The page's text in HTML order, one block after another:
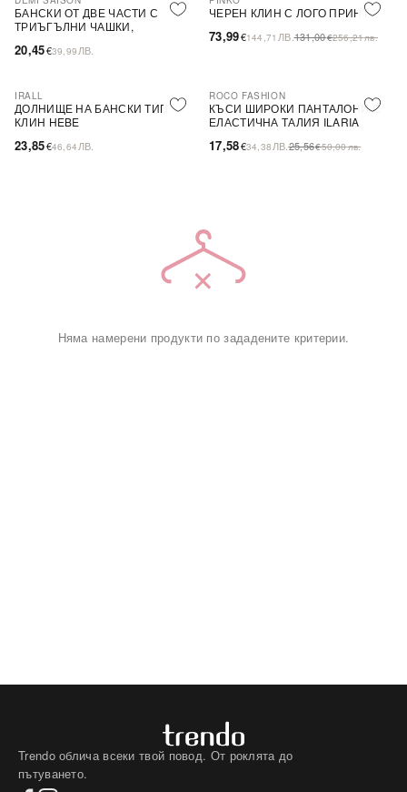
БАНСКИ ОТ ДВЕ ЧАСТИ С
ТРИЪГЪЛНИ ЧАШКИ,
20,45€39,99 ЛВ.
-44%
ЧЕРЕН КЛИН С ЛОГО ПРИНТ
73,99€144,71 ЛВ.131,00€256,21лв.
IRALL
ДОЛНИЩЕ НА БАНСКИ ТИП
КЛИН HEBE
23,85€46,64 ЛВ.
-31%
ROCO FASHION
КЪСИ ШИРОКИ ПАНТАЛОНИ С
ЕЛАСТИЧНА ТАЛИЯ ILARIA
17,58€34,38 ЛВ.25,56€50,00лв.
Няма намерени продукти по зададените критерии.
Trendo облича всеки твой повод. От роклята до
пътуването.